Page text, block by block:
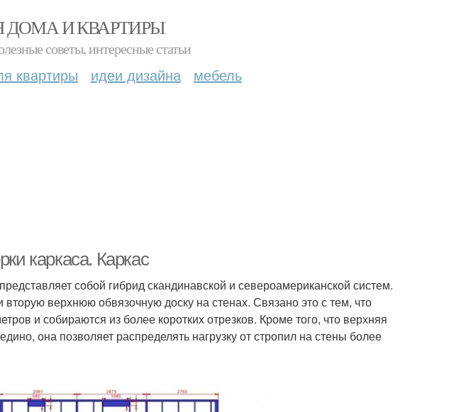
ДОМА И КВАРТИРЫ
советы, интересные статьи
квартиры идеи дизайна мебель
каркаса. Каркас
собой гибрид скандинавской и североамериканской систем.
верхнюю обвязочную доску на стенах. Связано это с тем, что
и собираются из более коротких отрезков. Кроме того, что верхняя
она позволяет распределять нагрузку от стропил на стены более